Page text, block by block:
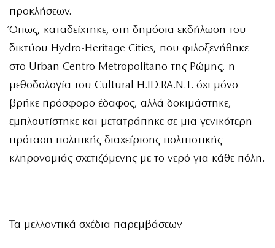
προκλήσεων.
Όπως, καταδείχτηκε, στη δημόσια εκδήλωση του
δικτύου Hydro-Heritage Cities, που φιλοξενήθηκε
στο Urban Centro Metropolitano της Ρώμης, η
μεθοδολογία του Cultural H.ID.RA.N.T. όχι μόνο
βρήκε πρόσφορο έδαφος, αλλά δοκιμάστηκε,
εμπλουτίστηκε και μετατράπηκε σε μια γενικότερη
πρόταση πολιτικής διαχείρισης πολιτιστικής
κληρονομιάς σχετιζόμενης με το νερό για κάθε πόλη.
Τα μελλοντικά σχέδια παρεμβάσεων